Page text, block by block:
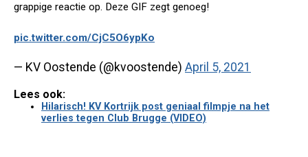
grappige reactie op. Deze GIF zegt genoeg!
pic.twitter.com/CjC5O6ypKo
— KV Oostende (@kvoostende) April 5, 2021
Lees ook:
Hilarisch! KV Kortrijk post geniaal filmpje na het
verlies tegen Club Brugge (VIDEO)